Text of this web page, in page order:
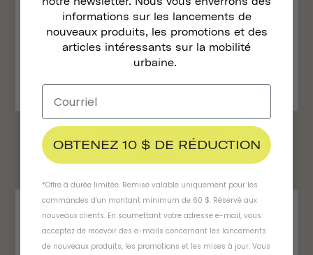
Sonnette De Vélo Pennant
$19.95
informations sur les lancements de
nouveaux produits, les promotions et des
articles intéressants sur la mobilité
urbaine.
OBTENEZ 10 $ DE RÉDUCTION
*Offre à durée limitée. Remise valable uniquement pour les
commandes d'un montant minimum de 60 $. Réservé aux
nouveaux clients. En soumettant votre adresse e-mail, vous
acceptez de recevoir des e-mails concernant les lancements
de nouveaux produits, les promotions et les mises à jour. Vous